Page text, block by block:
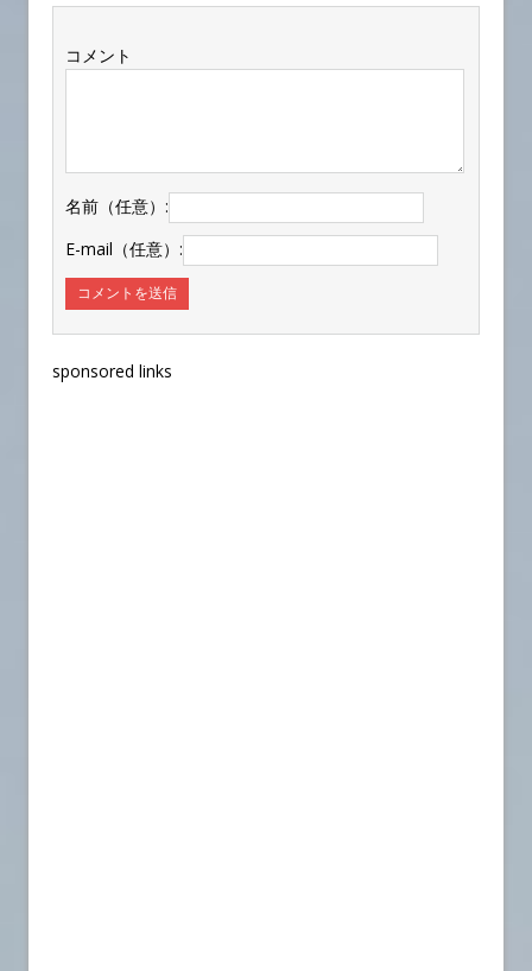
コメント
名前（任意）:
E-mail（任意）:
sponsored links